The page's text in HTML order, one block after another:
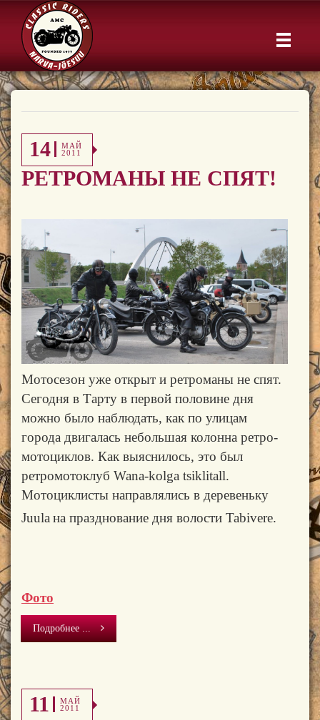
14
МАЙ
2011
РЕТРОМАНЫ НЕ СПЯТ!
Мотосезон уже открыт и ретроманы не спят.
Сегодня в Тарту в первой половине дня
можно было наблюдать, как по улицам
города двигалась небольшая колонна ретро-
мотоциклов. Как выяснилось, это был
ретромотоклуб Wana-kolga tsiklitall.
Мотоциклисты направлялись в деревеньку
Juula на празднование дня волости Tabivere.
Фото
Подробнее ...
11
МАЙ
2011